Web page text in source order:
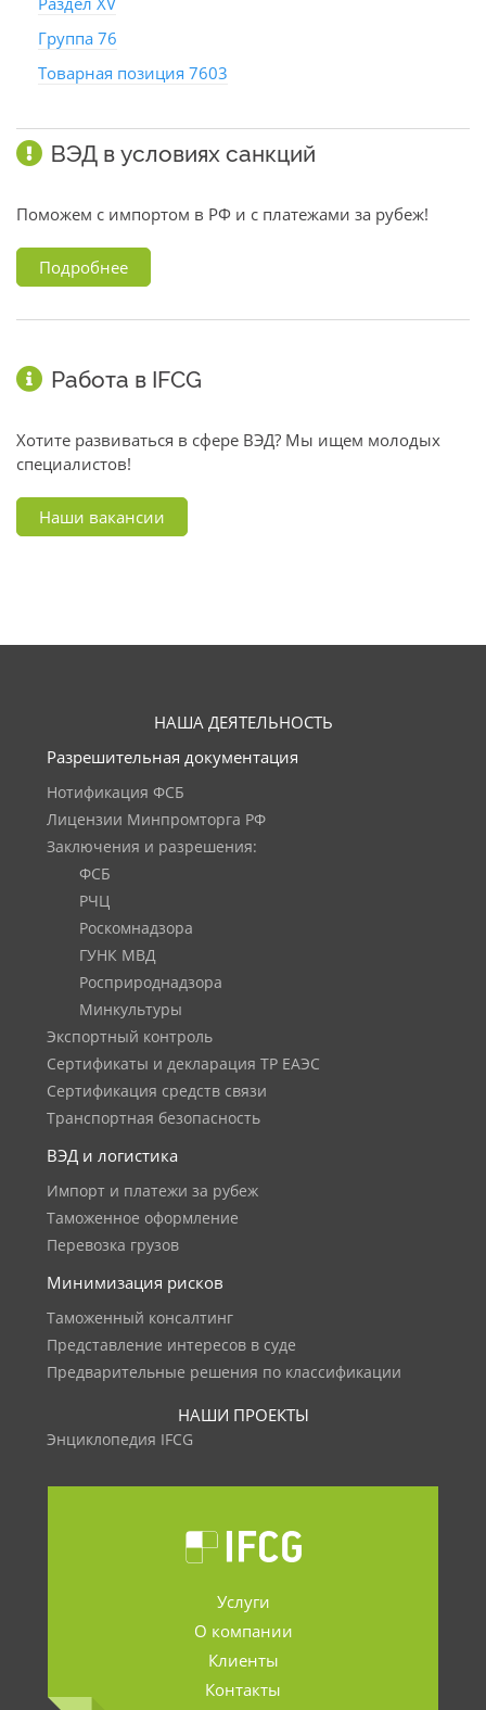
Группа 76
Товарная позиция 7603
ВЭД в условиях санкций
Поможем с импортом в РФ и с платежами за рубеж!
Подробнее
Работа в IFCG
Хотите развиваться в сфере ВЭД? Мы ищем молодых
специалистов!
Наши вакансии
НАША ДЕЯТЕЛЬНОСТЬ
Разрешительная документация
Нотификация ФСБ
Лицензии Минпромторга РФ
Заключения и разрешения:
ФСБ
РЧЦ
Роскомнадзора
ГУНК МВД
Росприроднадзора
Минкультуры
Экспортный контроль
Сертификаты и декларация ТР ЕАЭС
Сертификация средств связи
Транспортная безопасность
ВЭД и логистика
Импорт и платежи за рубеж
Таможенное оформление
Перевозка грузов
Минимизация рисков
Таможенный консалтинг
Представление интересов в суде
Предварительные решения по классификации
НАШИ ПРОЕКТЫ
Энциклопедия IFCG
Услуги
О компании
Клиенты
Контакты